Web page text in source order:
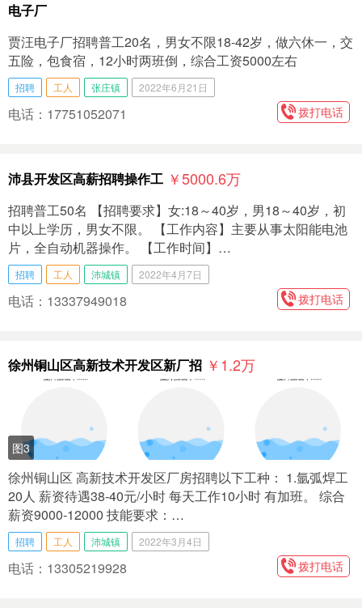
电子厂
贾汪电子厂招聘普工20名，男女不限18-42岁，做六休一，交
五险，包食宿，12小时两班倒，综合工资5000左右
招聘 工人 张庄镇 2022年6月21日
电话：17751052071 拨打电话
沛县开发区高薪招聘操作工 ￥5000.6万
招聘普工50名 【招聘要求】女:18～40岁，男18～40岁，初
中以上学历，男女不限。 【工作内容】主要从事太阳能电池
片，全自动机器操作。 【工作时间】…
招聘 工人 沛城镇 2022年4月7日
电话：13337949018 拨打电话
徐州铜山区高新技术开发区新厂招 ￥1.2万
图3
徐州铜山区 高新技术开发区厂房招聘以下工种： 1.氩弧焊工
20人 薪资待遇38-40元/小时 每天工作10小时 有加班。 综合
薪资9000-12000 技能要求：…
招聘 工人 沛城镇 2022年3月4日
电话：13305219928 拨打电话